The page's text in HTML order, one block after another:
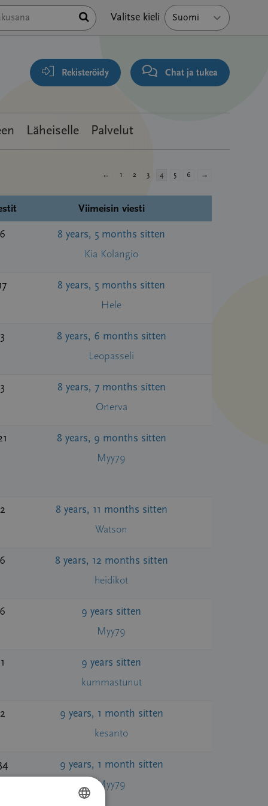
Hae Valitse kieli
Rekisteröidy Chat ja tukea
Läheiselle Palvelut
← 1 2 3 4 5 6 →
Viimeisin viesti
6 8 years, 5 months sitten
Kia Kolangio
8 years, 5 months sitten
Hele
3 8 years, 6 months sitten
Leopasseli
3 8 years, 7 months sitten
Onerva
8 years, 9 months sitten
Myy79
2 8 years, 11 months sitten
Watson
6 8 years, 12 months sitten
heidikot
6 9 years sitten
Myy79
1 9 years sitten
kummastunut
2 9 years, 1 month sitten
kesanto
9 years, 1 month sitten
Myy79